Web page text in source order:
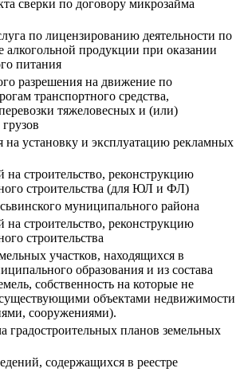
сверки по договору микрозайма
по лицензированию деятельности по
алкогольной продукции при оказании
питания
разрешения на движение по
транспортного средства,
тяжеловесных и (или)
на установку и эксплуатацию рекламных
строительство, реконструкцию
строительства (для ЮЛ и ФЛ)
муниципального района
строительство, реконструкцию
строительства
участков, находящихся в
образования и из состава
собственность на которые не
объектами недвижимости
сооружениями).
градостроительных планов земельных
содержащихся в реестре